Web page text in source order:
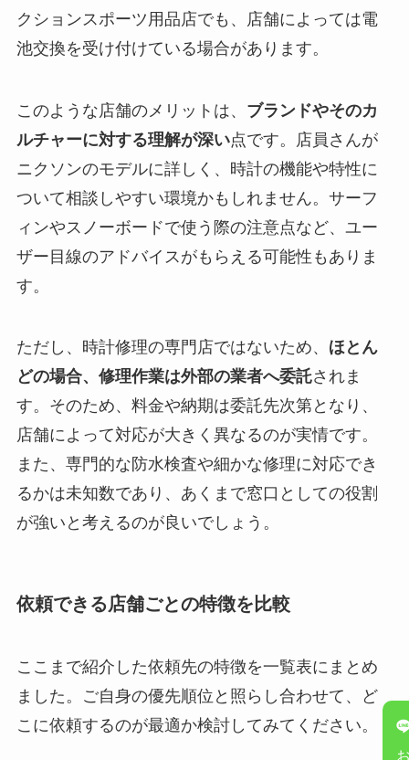
クションスポーツ用品店でも、店舗によっては電
池交換を受け付けている場合があります。
このような店舗のメリットは、 ブランドやそのカ
ルチャーに対する理解が深い点です。店員さんが
ニクソンのモデルに詳しく、時計の機能や特性に
ついて相談しやすい環境かもしれません。サーフ
ィンやスノーボードで使う際の注意点など、ユー
ザー目線のアドバイスがもらえる可能性もありま
す。
ただし、時計修理の専門店ではないため、 ほとん
どの場合、修理作業は外部の業者へ委託されま
す。そのため、料金や納期は委託先次第となり、
店舗によって対応が大きく異なるのが実情です。
また、専門的な防水検査や細かな修理に対応でき
るかは未知数であり、あくまで窓口としての役割
が強いと考えるのが良いでしょう。
依頼できる店舗ごとの特徴を比較
ここまで紹介した依頼先の特徴を一覧表にまとめ
ました。ご自身の優先順位と照らし合わせて、ど
こに依頼するのが最適か検討してみてください。